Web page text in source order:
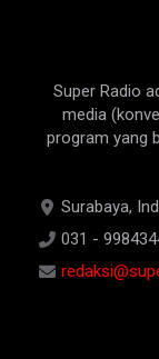
Super Radio
media
program yang
Surabaya,
031 -